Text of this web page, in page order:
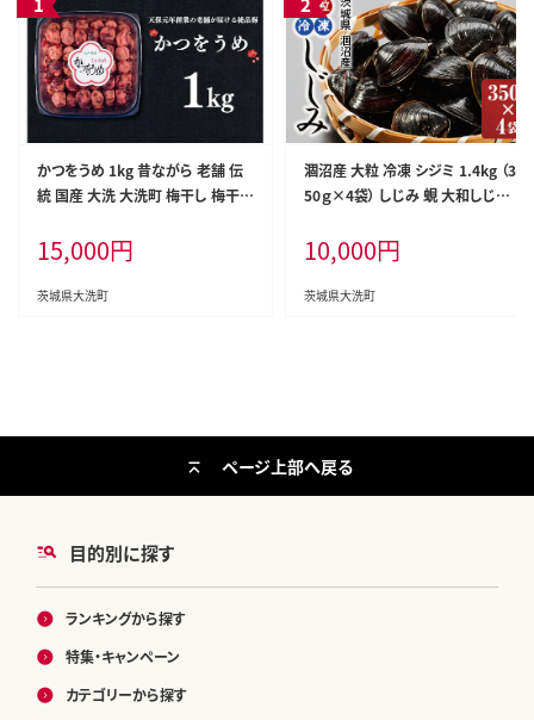
かつをうめ 1kg 昔ながら 老舗 伝
統 国産 大洗 大洗町 梅干し 梅干
15,000円
茨城県大洗町
涸沼産 大粒 冷凍 シジミ 1.4kg （3
50ｇ×4袋） しじみ 蜆 大和しじみ
味噌汁 スープ 魚貝類 貝 オルニチ
ン コハク酸 小分け
10,000円
茨城県大洗町
目的別に探す
ランキングから探す
特集・キャンペーン
カテゴリーから探す
ページ上部へ戻る